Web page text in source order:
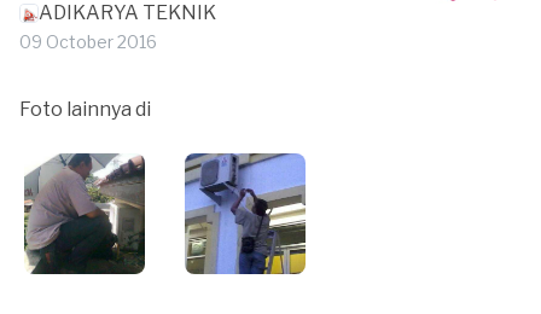
ADIKARYA TEKNIK
09 October 2016
Foto lainnya di